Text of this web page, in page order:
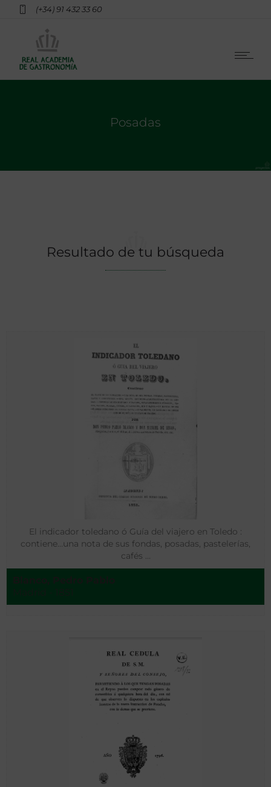
(+34) 91 432 33 60
Posadas
Resultado de tu búsqueda
El indicador toledano ó Guía del viajero en Toledo :
contiene…una nota de sus fondas, posadas, pastelerías,
cafés …